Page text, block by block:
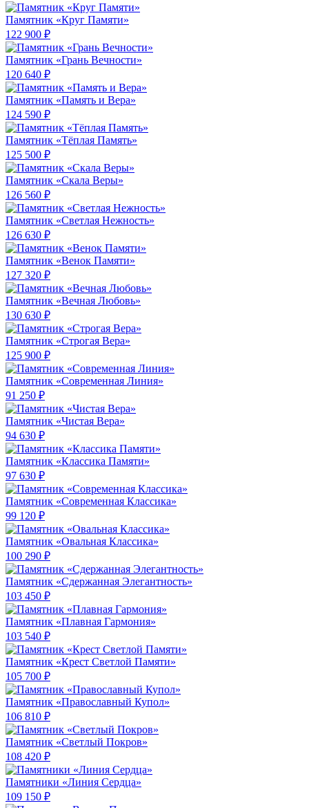
Памятник «Круг Памяти»
122 900 ₽
Памятник «Грань Вечности»
120 640 ₽
Памятник «Память и Вера»
124 590 ₽
Памятник «Тёплая Память»
125 500 ₽
Памятник «Скала Веры»
126 560 ₽
Памятник «Светлая Нежность»
126 630 ₽
Памятник «Венок Памяти»
127 320 ₽
Памятник «Вечная Любовь»
130 630 ₽
Памятник «Строгая Вера»
125 900 ₽
Памятник «Современная Линия»
91 250 ₽
Памятник «Чистая Вера»
94 630 ₽
Памятник «Классика Памяти»
97 630 ₽
Памятник «Современная Классика»
99 120 ₽
Памятник «Овальная Классика»
100 290 ₽
Памятник «Сдержанная Элегантность»
103 450 ₽
Памятник «Плавная Гармония»
103 540 ₽
Памятник «Крест Светлой Памяти»
105 700 ₽
Памятник «Православный Купол»
106 810 ₽
Памятник «Светлый Покров»
108 420 ₽
Памятники «Линия Сердца»
109 150 ₽